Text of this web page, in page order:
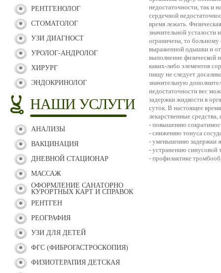
РЕНТГЕНОЛОГ
СТОМАТОЛОГ
УЗИ ДИАГНОСТ
УРОЛОГ-АНДРОЛОГ
ХИРУРГ
ЭНДОКРИНОЛОГ
НАШИ УСЛУГИ
АНАЛИЗЫ
ВАКЦИНАЦИЯ
ДНЕВНОЙ СТАЦИОНАР
МАССАЖ
ОФОРМЛЕНИЕ САНАТОРНО
КУРОРТНЫХ КАРТ И СПРАВОК
РЕНТГЕН
РЕОГРАФИЯ
УЗИ ДЛЯ ДЕТЕЙ
ФГС (ФИБРОГАСТРОСКОПИЯ)
ФИЗИОТЕРАПИЯ ДЕТСКАЯ
недостаточности, так и
сердечной
время лежать.
значительной
ограничена, то
выраженной одышки и
выполнение физической
каких-либо элементов
пищу не следует
значительную
недостаточности вес
задержки жидкости в
суток. В настоящее
лекарственные
- повышению
- снижению тонуса
- уменьшению задержки
- устранению синусовой
- профилактике